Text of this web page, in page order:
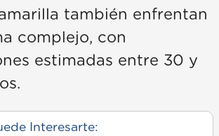
también enfrentan
complejo, con
estimadas entre 30 y
Interesarte: